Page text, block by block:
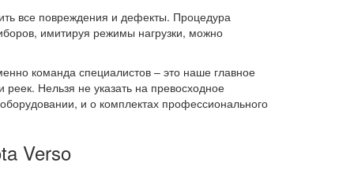
все повреждения и дефекты. Процедура
имитируя режимы нагрузки, можно
команда специалистов – это наше главное
Нельзя не указать на превосходное
и о комплектах профессионального
Verso